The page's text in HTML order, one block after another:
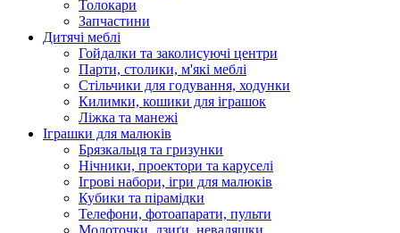
Толокари
Запчастини
Дитячі меблі
Гойдалки та заколисуючі центри
Парти, столики, м'які меблі
Стільчики для годування, ходунки
Килимки, кошики для іграшок
Ліжка та манежі
Іграшки для малюків
Брязкальця та гризунки
Нічники, проектори та каруселі
Ігрові набори, ігри для малюків
Кубики та пірамідки
Телефони, фотоапарати, пульти
Молоточки, дзиґи, неваляшки